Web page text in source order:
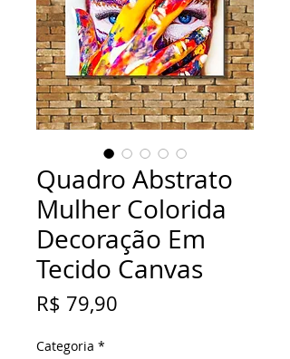
Quadro Abstrato
Mulher Colorida
Decoração Em
Tecido Canvas
R$ 79,90
Categoria *